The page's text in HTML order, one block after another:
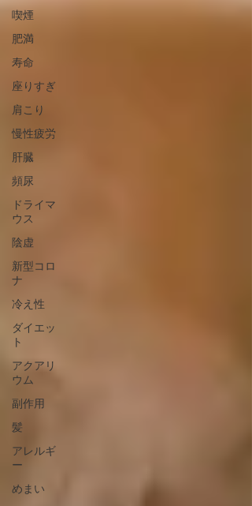
喫煙
肥満
寿命
座りすぎ
肩こり
慢性疲労
肝臓
頻尿
ドライマ
ウス
陰虚
新型コロ
ナ
冷え性
ダイエッ
ト
アクアリ
ウム
副作用
髪
アレルギ
ー
めまい